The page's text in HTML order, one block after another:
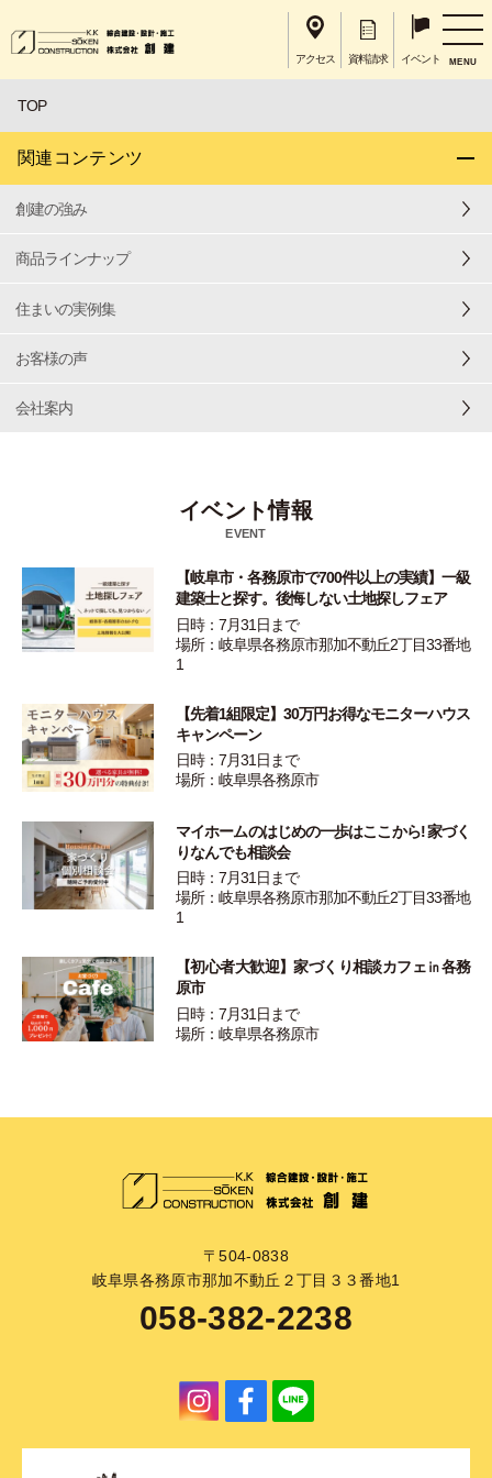
アクセス 資料請求 イベント MENU
TOP
関連コンテンツ
創建の強み
商品ラインナップ
住まいの実例集
お客様の声
会社案内
イベント情報
EVENT
【岐阜市・各務原市で700件以上の実績】一級
建築士と探す。後悔しない土地探しフェア
日時：7月31日まで
場所：岐阜県各務原市那加不動丘2丁目33番地
1
【先着1組限定】30万円お得なモニターハウス
キャンペーン
日時：7月31日まで
場所：岐阜県各務原市
マイホームのはじめの一歩はここから! 家づく
りなんでも相談会
日時：7月31日まで
場所：岐阜県各務原市那加不動丘2丁目33番地
1
【初心者大歓迎】家づくり相談カフェ㏌各務
原市
日時：7月31日まで
場所：岐阜県各務原市
〒504-0838
岐阜県各務原市那加不動丘２丁目３３番地1
058-382-2238